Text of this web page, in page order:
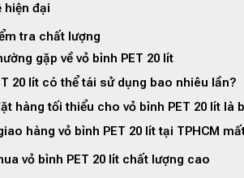
hiện đại
tra chất lượng
gặp về vỏ bình PET 20 lít
20 lít có thể tái sử dụng bao nhiêu lần?
hàng tối thiểu cho vỏ bình PET 20 lít là
hàng vỏ bình PET 20 lít tại TPHCM
vỏ bình PET 20 lít chất lượng cao